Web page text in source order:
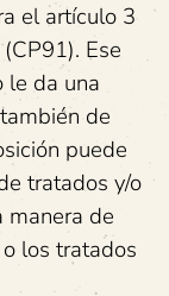
el artículo 3
Ese
le da una
de
puede
tratados y/o
manera de
los tratados